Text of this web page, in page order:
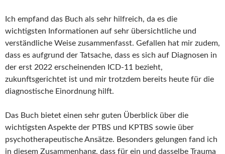
Ich empfand das Buch als sehr hilfreich, da es die
wichtigsten Informationen auf sehr übersichtliche und
verständliche Weise zusammenfasst. Gefallen hat mir zudem,
dass es aufgrund der Tatsache, dass es sich auf Diagnosen in
der erst 2022 erscheinenden ICD-11 bezieht,
zukunftsgerichtet ist und mir trotzdem bereits heute für die
diagnostische Einordnung hilft.
Das Buch bietet einen sehr guten Überblick über die
wichtigsten Aspekte der PTBS und KPTBS sowie über
psychotherapeutische Ansätze. Besonders gelungen fand ich
in diesem Zusammenhang, dass für ein und dasselbe Trauma